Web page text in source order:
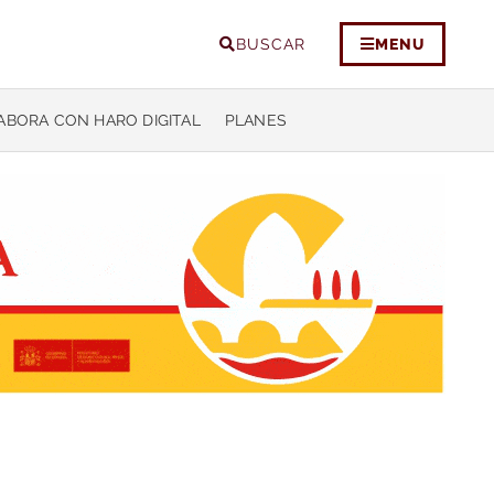
BUSCAR MENU
CON HARO DIGITAL PLANES